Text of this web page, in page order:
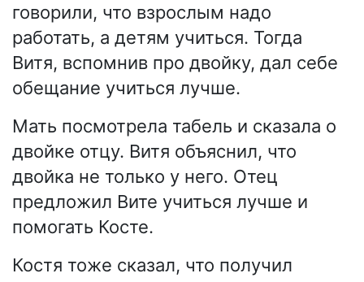
говорили, что взрослым надо
работать, а детям учиться. Тогда
Витя, вспомнив про двойку, дал себе
обещание учиться лучше.
Мать посмотрела табель и сказала о
двойке отцу. Витя объяснил, что
двойка не только у него. Отец
предложил Вите учиться лучше и
помогать Косте.
Костя тоже сказал, что получил